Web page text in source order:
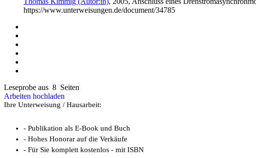
https://www.unterweisungen.de/document/34785
Leseprobe aus 8 Seiten
Arbeiten hochladen
Ihre Unterweisung / Hausarbeit:
- Publikation als E-Book und Buch
- Hohes Honorar auf die Verkäufe
- Für Sie komplett kostenlos - mit ISBN